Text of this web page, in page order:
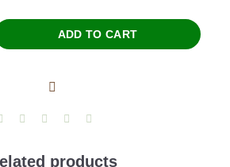
ADD TO CART
products